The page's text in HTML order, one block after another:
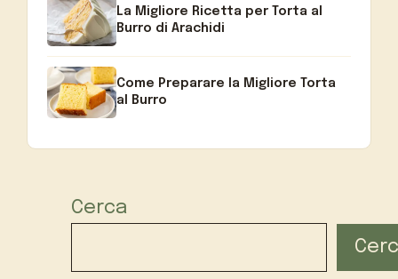
La Migliore Ricetta per Torta al
Burro di Arachidi
Come Preparare la Migliore Torta
al Burro
Cerca